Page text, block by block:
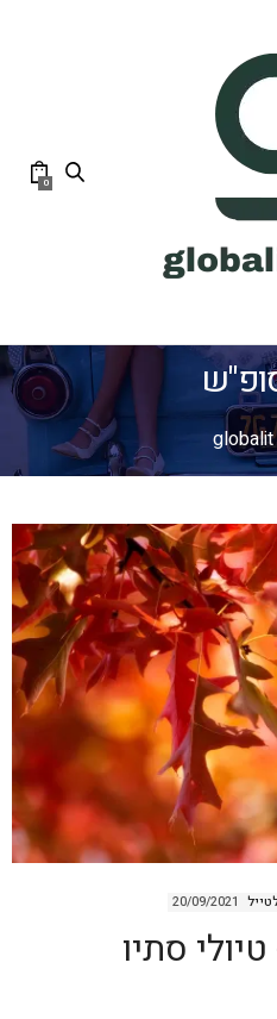
0
20/09/2021
סתיו